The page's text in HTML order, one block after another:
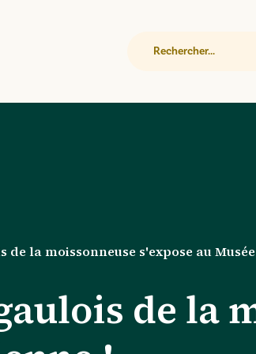
la moissonneuse s'expose au
de la